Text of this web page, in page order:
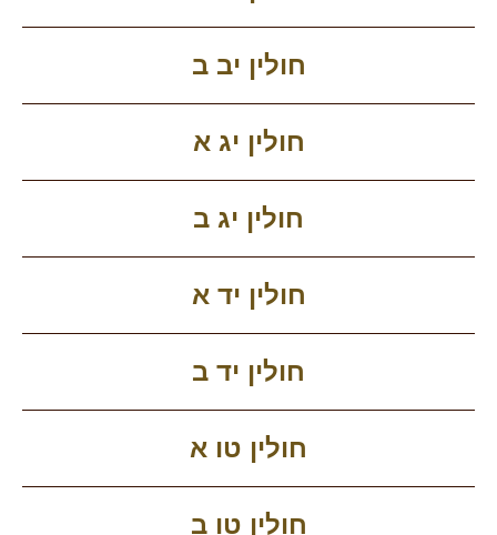
חולין יב ב
חולין יג א
חולין יג ב
חולין יד א
חולין יד ב
חולין טו א
חולין טו ב